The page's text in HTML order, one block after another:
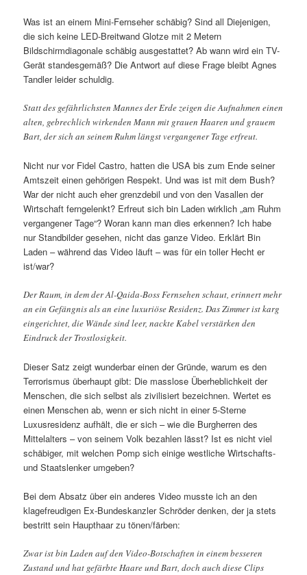
Was ist an einem Mini-Fernseher schäbig? Sind all Diejenigen,
die sich keine LED-Breitwand Glotze mit 2 Metern
Bildschirmdiagonale schäbig ausgestattet? Ab wann wird ein TV-
Gerät standesgemäß? Die Antwort auf diese Frage bleibt Agnes
Tandler leider schuldig.
Statt des gefährlichsten Mannes der Erde zeigen die Aufnahmen einen
alten, gebrechlich wirkenden Mann mit grauen Haaren und grauem
Bart, der sich an seinem Ruhm längst vergangener Tage erfreut.
Nicht nur vor Fidel Castro, hatten die USA bis zum Ende seiner
Amtszeit einen gehörigen Respekt. Und was ist mit dem Bush?
War der nicht auch eher grenzdebil und von den Vasallen der
Wirtschaft ferngelenkt? Erfreut sich bin Laden wirklich „am Ruhm
vergangener Tage“? Woran kann man dies erkennen? Ich habe
nur Standbilder gesehen, nicht das ganze Video. Erklärt Bin
Laden – während das Video läuft – was für ein toller Hecht er
ist/war?
Der Raum, in dem der Al-Qaida-Boss Fernsehen schaut, erinnert mehr
an ein Gefängnis als an eine luxuriöse Residenz. Das Zimmer ist karg
eingerichtet, die Wände sind leer, nackte Kabel verstärken den
Eindruck der Trostlosigkeit.
Dieser Satz zeigt wunderbar einen der Gründe, warum es den
Terrorismus überhaupt gibt: Die masslose Überheblichkeit der
Menschen, die sich selbst als zivilisiert bezeichnen. Wertet es
einen Menschen ab, wenn er sich nicht in einer 5-Sterne
Luxusresidenz aufhält, die er sich – wie die Burgherren des
Mittelalters – von seinem Volk bezahlen lässt? Ist es nicht viel
schäbiger, mit welchen Pomp sich einige westliche Wirtschafts-
und Staatslenker umgeben?
Bei dem Absatz über ein anderes Video musste ich an den
klagefreudigen Ex-Bundeskanzler Schröder denken, der ja stets
bestritt sein Haupthaar zu tönen/färben:
Zwar ist bin Laden auf den Video-Botschaften in einem besseren
Zustand und hat gefärbte Haare und Bart, doch auch diese Clips